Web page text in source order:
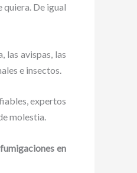
quiera. De igual
las avispas, las
e insectos.
expertos
molestia.
fumigaciones en